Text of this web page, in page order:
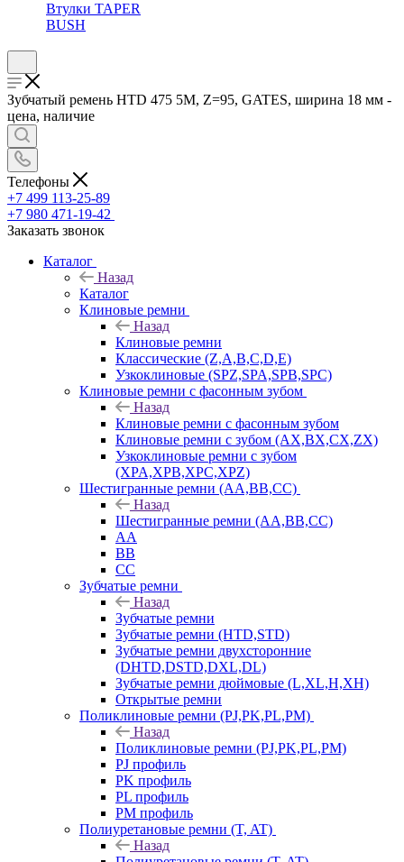
Втулки TAPER
BUSH
Зубчатый ремень HTD 475 5M, Z=95, GATES, ширина 18 мм -
цена, наличие
Телефоны
+7 499 113-25-89
+7 980 471-19-42
Заказать звонок
Каталог
Назад
Каталог
Клиновые ремни
Назад
Клиновые ремни
Классические (Z,A,B,C,D,E)
Узкоклиновые (SPZ,SPA,SPB,SPC)
Клиновые ремни с фасонным зубом
Назад
Клиновые ремни с фасонным зубом
Клиновые ремни с зубом (AX,BX,CX,ZX)
Узкоклиновые ремни с зубом
(XPA,XPB,XPC,XPZ)
Шестигранные ремни (AA,BB,CC)
Назад
Шестигранные ремни (AA,BB,CC)
AA
BB
CC
Зубчатые ремни
Назад
Зубчатые ремни
Зубчатые ремни (HTD,STD)
Зубчатые ремни двухсторонние
(DHTD,DSTD,DXL,DL)
Зубчатые ремни дюймовые (L,XL,H,XH)
Открытые ремни
Поликлиновые ремни (PJ,PK,PL,PM)
Назад
Поликлиновые ремни (PJ,PK,PL,PM)
PJ профиль
PK профиль
PL профиль
PM профиль
Полиуретановые ремни (T, AT)
Назад